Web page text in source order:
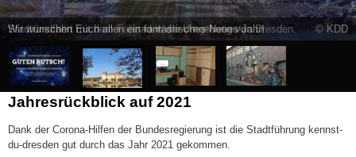
Stadtrundfahrt mit dem Fahrrad in die Umgebung von Dresden. © KDD
Jahresrückblick auf 2021
Dank der Corona-Hilfen der Bundesregierung ist die Stadtführung kennst-
du-dresden gut durch das Jahr 2021 gekommen.